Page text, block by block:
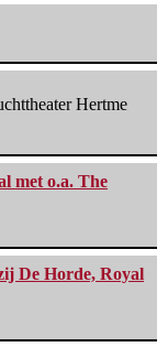
Hertme
met o.a. The
De Horde, Royal